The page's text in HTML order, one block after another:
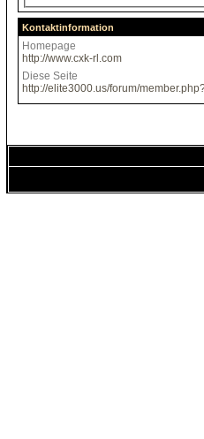
Kontaktinformation
Homepage
http://www.cxk-rl.com
Diese Seite
http://elite3000.us/forum/